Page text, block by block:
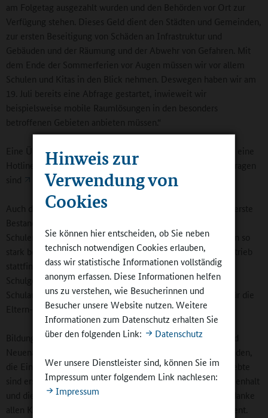
Hinweis zur
Verwendung von
Cookies
Sie können hier entscheiden, ob Sie neben
technisch notwendigen Cookies erlauben,
dass wir statistische Informationen vollständig
anonym erfassen. Diese Informationen helfen
uns zu verstehen, wie Besucherinnen und
Besucher unsere Website nutzen. Weitere
Informationen zum Datenschutz erhalten Sie
über den folgenden Link:
Datenschutz
Wer unsere Dienstleister sind, können Sie im
Impressum unter folgendem Link nachlesen:
Impressum
am Folgetag ausgezahlt wurden und den Behörden vor Ort zur
Verfügung stehen. Dieses Geld dient den Städten und Gemeinden,
zur ersten Beseitigung von Schäden an Infrastruktur und
Gebäuden und der Räumung und der Abwehr von Gefahren. Mit
dem Ende der Sommerferien vor Augen müssen wir vor allem
Schulen und Kitas in den Blick nehmen. Deswegen haben wir am
19. Juli bereits eine Abfrage gestartet, inwieweit wir
beispielsweise mobile Raumlösungen in den besonders
betroffenen Gebieten anbieten müssen.“
Eine Übersicht der Schulpsychologischen Beratungsstellen, eine
Hotline für Bürgeranfragen sowie für journalistischen Nachfragen
sind
hierzu finden.
Auch das Ministerium für Bildung Rheinland-Pfalz hat eine erste
Bestandsaufnahme über die im Land betroffenen Kitas und
Schulen dargestellt. Nach derzeitigem Stand sind 17 Schulen so
stark betroffen, dass dort nach den Ferien kein normaler Betrieb
stattfinden kann. Die vom Hochwasser betroffenen
Schulgemeinschaften stehen in engem Kontakt mit ihren
Schulaufsichtsbeamtinnen und -beamten. Das gilt ebenso für die
Eltern- wie die Schülervertretungen.
Bildungsministerin Dr. Stefanie Hubig hat sich vor Ort in Bad
Neuenahr ein eigenes Bild gemacht: „Das Ausmaß der Schäden,
die Eindrücke der Menschen und ihre Berichte über das Erlebte
sind erschütternd. Umso beeindruckender sind der Zusammenhalt
und die Zuversicht, die ich vor Ort erleben durfte. Und ich danke
allen Kita- und Schulleitungen für ihr großartiges Engagement.